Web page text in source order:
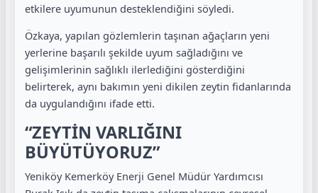
etkilere uyumunun desteklendiğini söyledi.
Özkaya, yapılan gözlemlerin taşınan ağaçların yeni
yerlerine başarılı şekilde uyum sağladığını ve
gelişimlerinin sağlıklı ilerlediğini gösterdiğini
belirterek, aynı bakımın yeni dikilen zeytin fidanlarında
da uygulandığını ifade etti.
“ZEYTİN VARLIĞINI
BÜYÜTÜYORUZ”
Yeniköy Kemerköy Enerji Genel Müdür Yardımcısı